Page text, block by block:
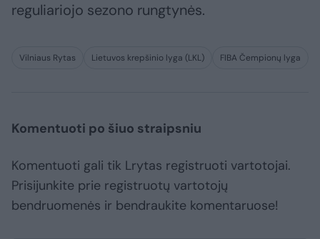
reguliariojo sezono rungtynės.
Vilniaus Rytas Lietuvos krepšinio lyga (LKL) FIBA Čempionų lyga
Komentuoti po šiuo straipsniu
Komentuoti gali tik Lrytas registruoti vartotojai.
Prisijunkite prie registruotų vartotojų
bendruomenės ir bendraukite komentaruose!